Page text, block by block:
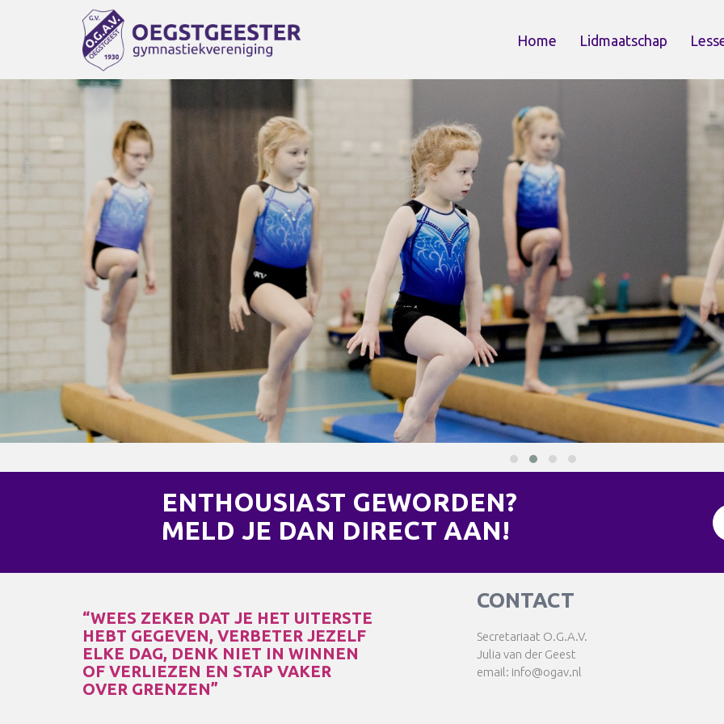
Home Lidmaatschap
ENTHOUSIAST GEWORDEN?
MELD JE DAN DIRECT AAN!
“WEES ZEKER DAT JE HET UITERSTE
HEBT GEGEVEN, VERBETER JEZELF
ELKE DAG, DENK NIET IN WINNEN
OF VERLIEZEN EN STAP VAKER
OVER GRENZEN”
CONTACT
Secretariaat O.G.A.V.
Julia van der Geest
email: info@ogav.nl